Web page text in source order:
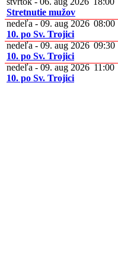
Stretnutie mužov
nedeľa - 09. aug 2026 08:00
10. po Sv. Trojici
nedeľa - 09. aug 2026 09:30
10. po Sv. Trojici
nedeľa - 09. aug 2026 11:00
10. po Sv. Trojici